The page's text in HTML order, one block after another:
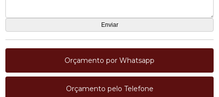
Orçamento por Whatsapp
Orçamento pelo Telefone